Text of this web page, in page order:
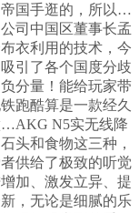
国手逛的，所以…
司中国区董事长孟
衣利用的技术，今
引了各个国度分歧
分量！能给玩家带
跑酷算是一款经久
…AKG N5实无线降
头和食物这三种，
供给了极致的听觉
加、激发立异、提
，无论是细腻的乐